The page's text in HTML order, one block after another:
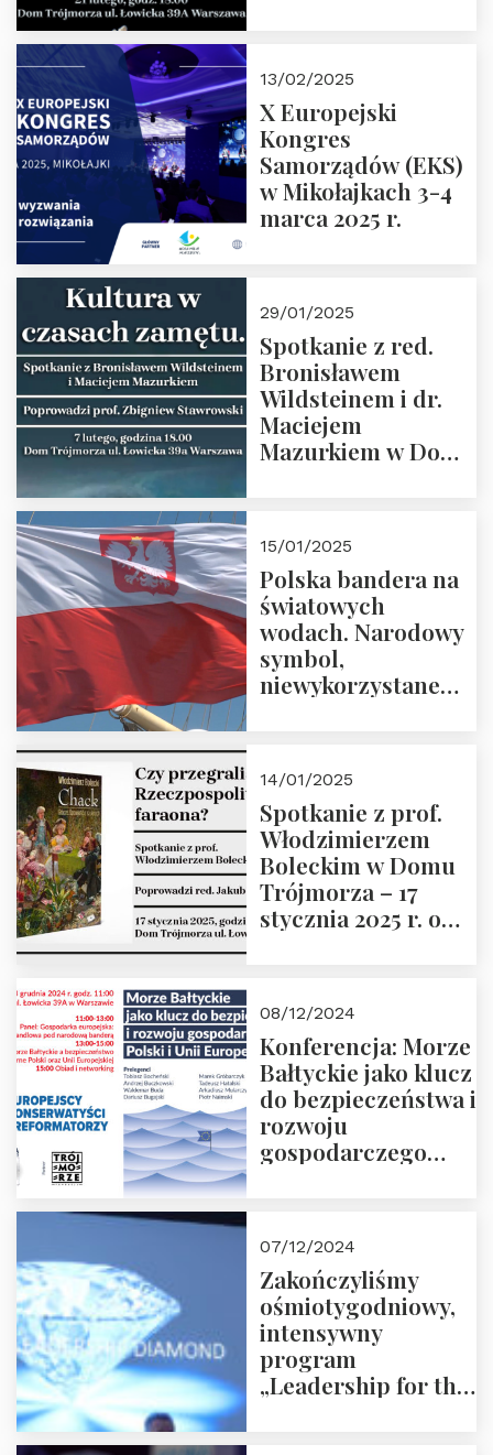
Zapraszamy
13/02/2025
X Europejski
Kongres
Samorządów (EKS)
w Mikołajkach 3-4
marca 2025 r.
29/01/2025
Spotkanie z red.
Bronisławem
Wildsteinem i dr.
Maciejem
Mazurkiem w Domu
Prowadzi prof.
Zbigniew
Stawrowski
15/01/2025
Polska bandera na
światowych
wodach. Narodowy
symbol,
niewykorzystane
14/01/2025
Spotkanie z prof.
Włodzimierzem
Boleckim w Domu
Trójmorza – 17
stycznia 2025 r. o
08/12/2024
Konferencja: Morze
Bałtyckie jako klucz
do bezpieczeństwa i
rozwoju
gospodarczego
ZAPRASZAMY
07/12/2024
Zakończyliśmy
ośmiotygodniowy,
intensywny
program
„Leadership for the